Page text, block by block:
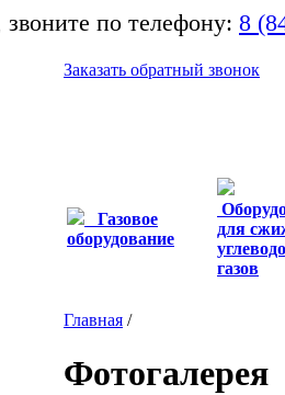
по телефону: 8
Заказать обратный звонок
Газовое
оборудование
для
газов
Главная /
Фотогалерея